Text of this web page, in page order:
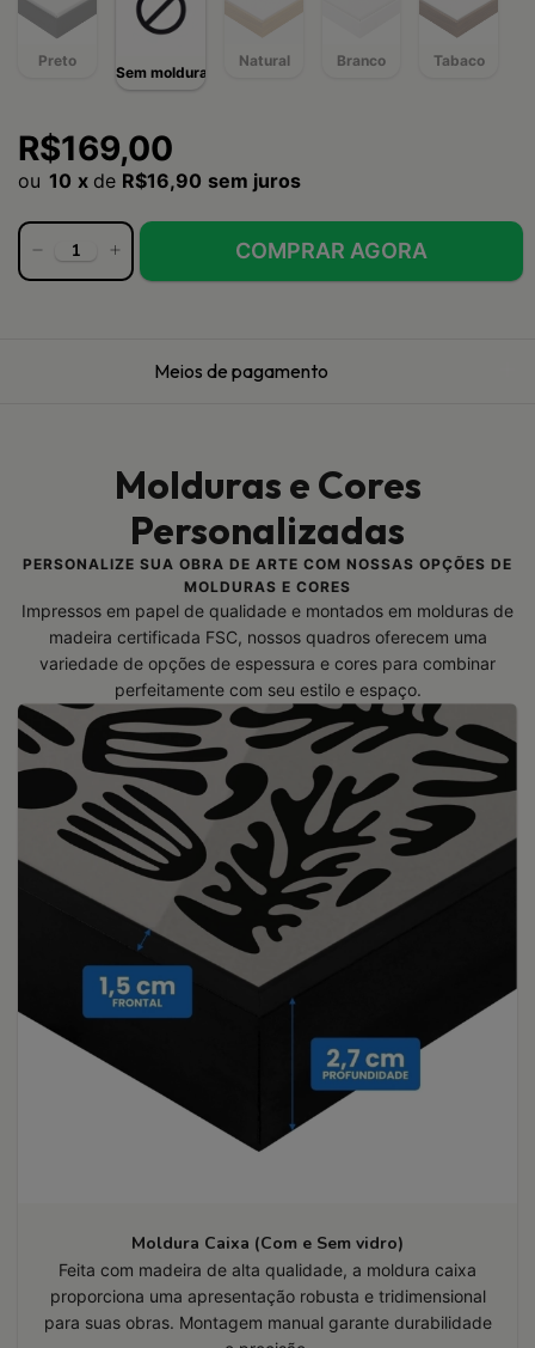
Preto
Sem moldura
Natural Branco Tabaco
R$169,00
10 x de R$16,90 sem juros
Meios de pagamento
Molduras e Cores
Personalizadas
PERSONALIZE SUA OBRA DE ARTE COM NOSSAS OPÇÕES DE
MOLDURAS E CORES
Impressos em papel de qualidade e montados em molduras de
madeira certificada FSC, nossos quadros oferecem uma
variedade de opções de espessura e cores para combinar
perfeitamente com seu estilo e espaço.
Moldura Caixa (Com e Sem vidro)
Feita com madeira de alta qualidade, a moldura caixa
proporciona uma apresentação robusta e tridimensional
para suas obras. Montagem manual garante durabilidade